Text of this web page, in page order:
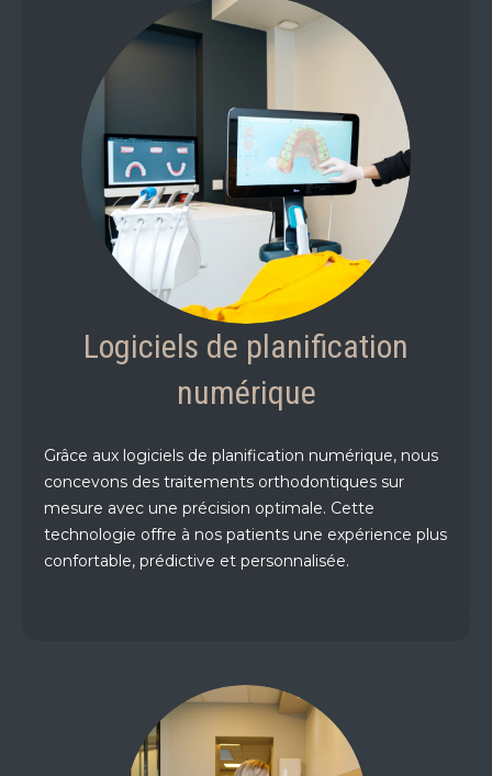
Logiciels de planification
numérique
Grâce aux logiciels de planification numérique, nous
concevons des traitements orthodontiques sur
mesure avec une précision optimale. Cette
technologie offre à nos patients une expérience plus
confortable, prédictive et personnalisée.